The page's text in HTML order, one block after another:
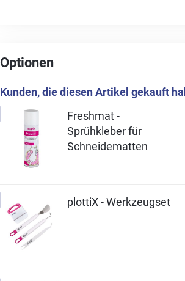
Optionen
Kunden, die diesen Artikel gekauft
Freshmat -
Sprühkleber für
Schneidematten
plottiX - Werkzeugset